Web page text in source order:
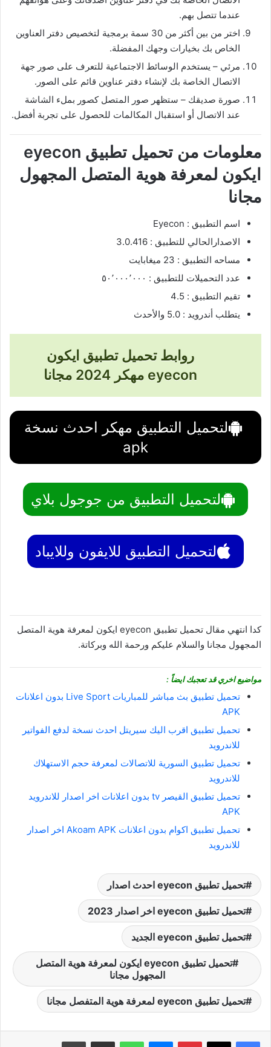
عندما تتصل بهم.
اختر من بين أكثر من 30 سمة برمجية لتخصيص دفتر العناوين
الخاص بك بخيارات وجهك المفضلة.
مرئي – يستخدم الوسائط الاجتماعية للتعرف على صور جهة
الاتصال الخاصة بك لإنشاء دفتر عناوين قائم على الصور.
صورة صديقك – ستظهر صور المتصل كصور بملء الشاشة
عند الاتصال أو استقبال المكالمات للحصول على تجربة أفضل.
معلومات من تحميل تطبيق eyecon
ايكون لمعرفة هوية المتصل المجهول
مجانا
اسم التطبيق : Eyecon
الاصدارالحالي للتطبيق : 3.0.416
مساحه التطبيق : 23 ميغابايت
عدد التحميلات للتطبيق : ٥٠٬٠٠٠٬٠٠٠
تقيم التطبيق : 4.5
يتطلب أندرويد : 5.0 والأحدث
روابط تحميل تطبيق ايكون
eyecon مهكر 2024 مجانا
لتحميل التطبيق مهكر احدث نسخة
apk
لتحميل التطبيق من جوجول بلاي
لتحميل التطبيق للايفون وللايباد
كدا انتهي مقال تحميل تطبيق eyecon ايكون لمعرفة هوية المتصل
المجهول مجانا والسلام عليكم ورحمة الله وبركاتة.
مواضيع اخري قد تعجبك ايضاً :
تحميل تطبيق بث مباشر للمباريات Live Sport بدون اعلانات
APK
تحميل تطبيق اقرب اليك سيريتل احدث نسخة لدفع الفواتير
للاندرويد
تحميل تطبيق السورية للاتصالات لمعرفة حجم الاستهلاك
للاندرويد
تحميل تطبيق القيصر tv بدون اعلانات اخر اصدار للاندرويد
APK
تحميل تطبيق اكوام بدون اعلانات Akoam APK اخر اصدار
للاندرويد
تحميل تطبيق eyecon احدث اصدار
تحميل تطبيق eyecon اخر اصدار 2023
تحميل تطبيق eyecon الجديد
تحميل تطبيق eyecon ايكون لمعرفة هوية المتصل
المجهول مجانا
تحميل تطبيق eyecon لمعرفة هوية المتفصل مجانا
بينتيريست واتساب